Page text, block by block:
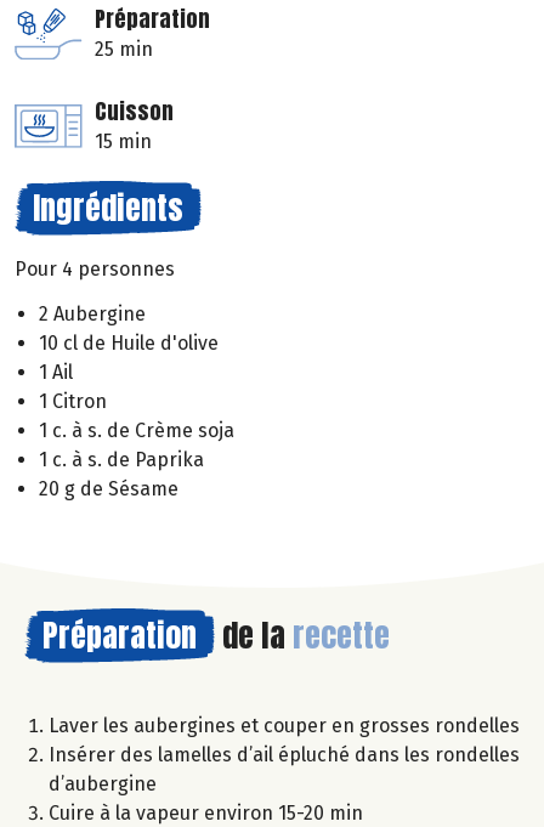
Préparation
25 min
Cuisson
15 min
Ingrédients
Pour 4 personnes
2 Aubergine
10 cl de Huile d'olive
1 Ail
1 Citron
1 c. à s. de Crème soja
1 c. à s. de Paprika
20 g de Sésame
Préparation de la recette
Laver les aubergines et couper en grosses rondelles
Insérer des lamelles d’ail épluché dans les rondelles
d’aubergine
Cuire à la vapeur environ 15-20 min